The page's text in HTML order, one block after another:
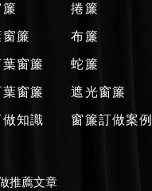
簾
窗簾
窗簾
知識
捲簾
布簾
蛇簾
遮光窗簾
窗簾訂做案例
推薦文章